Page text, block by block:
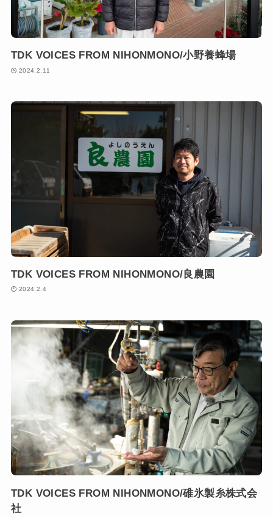
TDK VOICES FROM NIHONMONO/小野養蜂場
2024.2.11
TDK VOICES FROM NIHONMONO/良農園
2024.2.4
TDK VOICES FROM NIHONMONO/碓氷製糸株式会
社